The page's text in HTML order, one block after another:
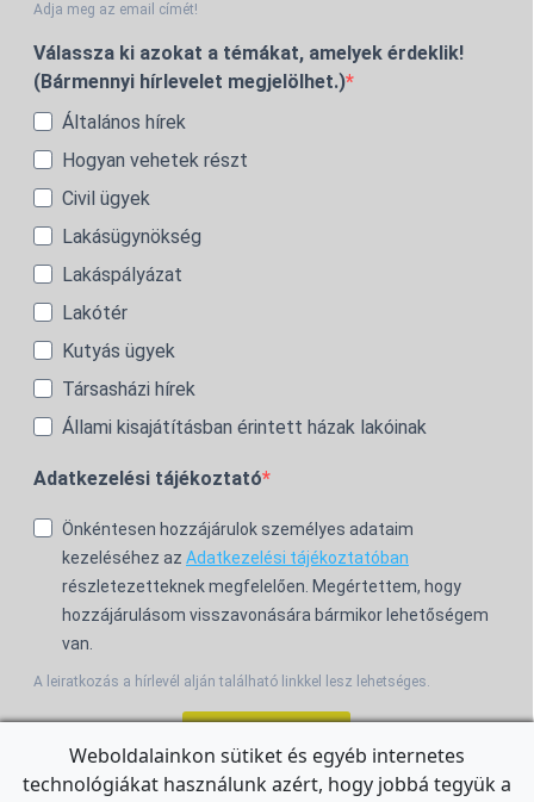
Adja meg az email címét!
Válassza ki azokat a témákat, amelyek érdeklik!
(Bármennyi hírlevelet megjelölhet.)
Általános hírek
Hogyan vehetek részt
Civil ügyek
Lakásügynökség
Lakáspályázat
Lakótér
Kutyás ügyek
Társasházi hírek
Állami kisajátításban érintett házak lakóinak
Adatkezelési tájékoztató
Önkéntesen hozzájárulok személyes adataim
kezeléséhez az Adatkezelési tájékoztatóban
részletezetteknek megfelelően. Megértettem, hogy
hozzájárulásom visszavonására bármikor lehetőségem
van.
A leiratkozás a hírlevél alján található linkkel lesz lehetséges.
Weboldalainkon sütiket és egyéb internetes
technológiákat használunk azért, hogy jobbá tegyük a